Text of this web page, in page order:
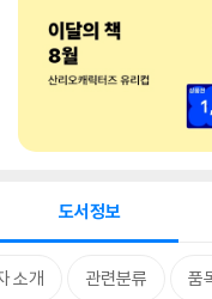
도서정보
소개 관련분류 품